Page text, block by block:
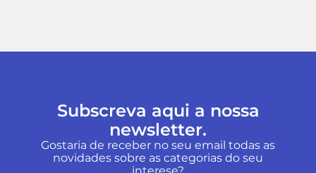
Subscreva aqui a nossa
newsletter.
Gostaria de receber no seu email todas as
novidades sobre as categorias do seu